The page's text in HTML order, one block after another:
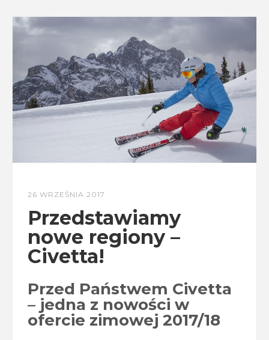
26 WRZEŚNIA 2017
Przedstawiamy
nowe regiony –
Civetta!
Przed Państwem Civetta
– jedna z nowości w
ofercie zimowej 2017/18